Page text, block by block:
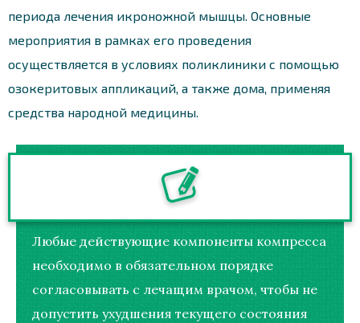
периода лечения икроножной мышцы. Основные
мероприятия в рамках его проведения
осуществляется в условиях поликлиники с помощью
озокеритовых аппликаций, а также дома, применяя
средства народной медицины.
Любые действующие компоненты компресса
необходимо в обязательном порядке
согласовывать с лечащим врачом, чтобы не
допустить ухудшения текущего состояния